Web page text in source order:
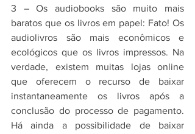
3 – Os audiobooks são muito mais
baratos que os livros em papel: Fato! Os
audiolivros são mais econômicos e
ecológicos que os livros impressos. Na
verdade, existem muitas lojas online
que oferecem o recurso de baixar
instantaneamente os livros após a
conclusão do processo de pagamento.
Há ainda a possibilidade de baixar